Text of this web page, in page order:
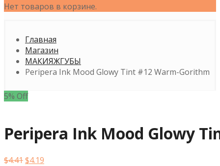
Нет товаров в корзине.
Главная
Магазин
МАКИЯЖГУБЫ
Peripera Ink Mood Glowy Tint #12 Warm-Gorithm
5% Off
Peripera Ink Mood Glowy
$4.41Первоначальная
$4.19